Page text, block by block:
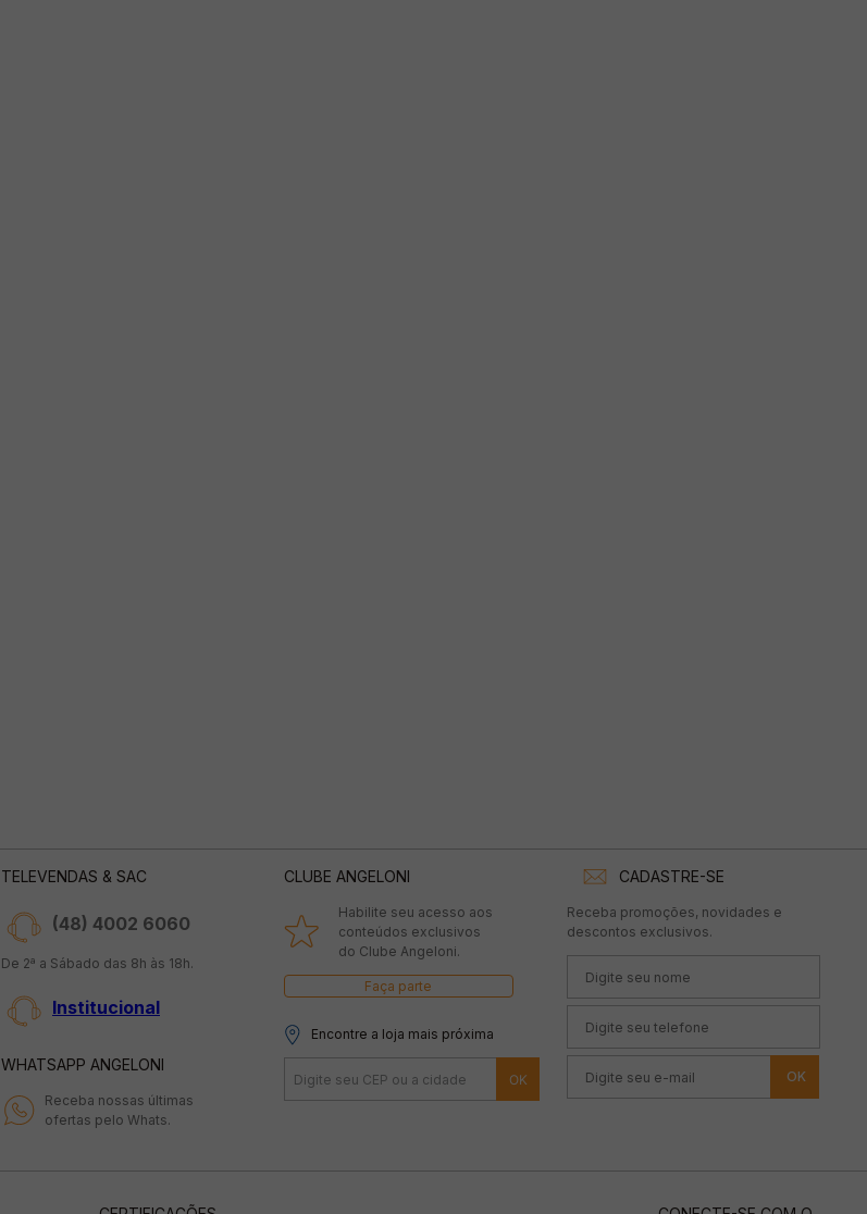
TELEVENDAS & SAC
(48) 4002 6060
De 2ª a Sábado das 8h às 18h.
Institucional
WHATSAPP ANGELONI
Receba nossas últimas
ofertas pelo Whats.
CLUBE ANGELONI
Habilite seu acesso aos
conteúdos exclusivos
do Clube Angeloni.
Faça parte
Encontre a loja mais próxima
CADASTRE-SE
Receba promoções, novidades e
descontos exclusivos.
OK